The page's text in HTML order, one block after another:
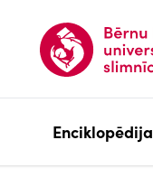
Enciklopēdija